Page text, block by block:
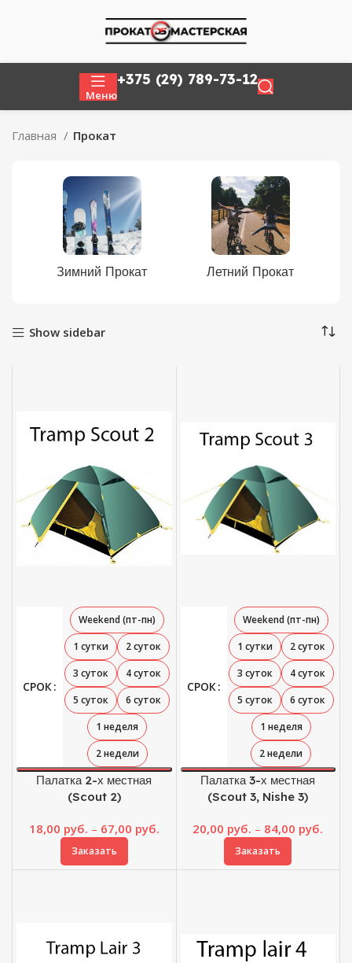
Меню
+375 (29) 789-73-12
Главная Прокат
Зимний Прокат Летний Прокат
Show sidebar
СРОК
Weekend (пт-пн)
1 сутки
2 суток
3 суток
4 суток
5 суток
6 суток
1 неделя
2 недели
Палатка 2-х местная
(Scout 2)
18,00 руб. – 67,00 руб.Диапазон
Заказать
СРОК
Weekend (пт-пн)
1 сутки
2 суток
3 суток
4 суток
5 суток
6 суток
1 неделя
2 недели
Палатка 3-х местная
(Scout 3, Nishe 3)
20,00 руб. – 84,00 руб.
Заказать